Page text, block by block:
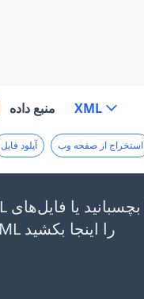
منبع داده XML
آپلود فایل استخراج از صفحه وب
XML را اینجا بکشید